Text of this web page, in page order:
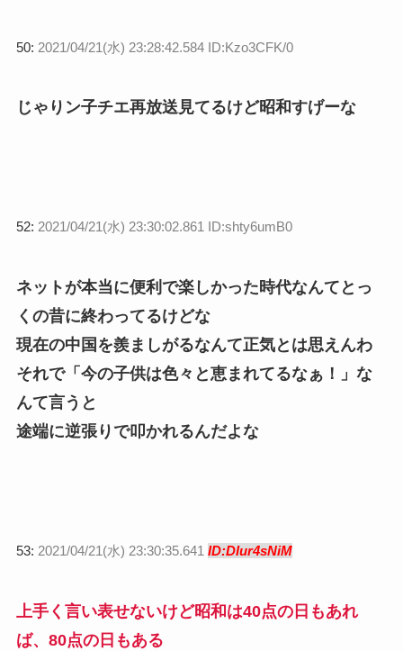
50: 2021/04/21(水) 23:28:42.584 ID:Kzo3CFK/0
じゃりン子チエ再放送見てるけど昭和すげーな
52: 2021/04/21(水) 23:30:02.861 ID:shty6umB0
ネットが本当に便利で楽しかった時代なんてとっ
くの昔に終わってるけどな
現在の中国を羨ましがるなんて正気とは思えんわ
それで「今の子供は色々と恵まれてるなぁ！」な
んて言うと
途端に逆張りで叩かれるんだよな
53: 2021/04/21(水) 23:30:35.641 ID:DIur4sNiM
上手く言い表せないけど昭和は40点の日もあれ
ば、80点の日もある